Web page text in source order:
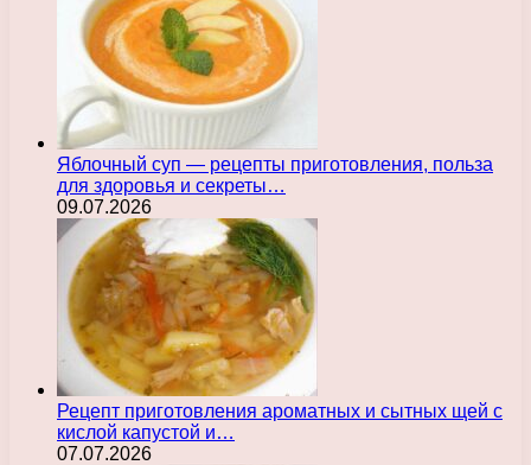
Яблочный суп — рецепты приготовления, польза
для здоровья и секреты…
09.07.2026
Рецепт приготовления ароматных и сытных щей с
кислой капустой и…
07.07.2026